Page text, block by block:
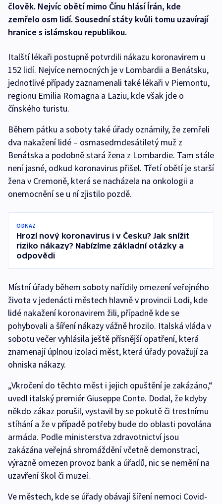
člověk. Nejvíc obětí mimo Čínu hlásí Írán, kde
zemřelo osm lidí. Sousední státy kvůli tomu uzavírají
hranice s islámskou republikou.
Italští lékaři postupně potvrdili nákazu koronavirem u
152 lidí. Nejvíce nemocných je v Lombardii a Benátsku,
jednotlivé případy zaznamenali také lékaři v Piemontu,
regionu Emilia Romagna a Laziu, kde však jde o
čínského turistu.
Během pátku a soboty také úřady oznámily, že zemřeli
dva nakažení lidé – osmasedmdesátiletý muž z
Benátska a podobně stará žena z Lombardie. Tam stále
není jasné, odkud koronavirus přišel. Třetí obětí je starší
žena v Cremoně, která se nacházela na onkologii a
onemocnění se u ní zjistilo pozdě.
ODKAZ
Hrozí nový koronavirus i v Česku? Jak snížit
riziko nákazy? Nabízíme základní otázky a
odpovědi
Místní úřady během soboty nařídily omezení veřejného
života v jedenácti městech hlavně v provincii Lodi, kde
lidé nakažení koronavirem žili, případně kde se
pohybovali a šíření nákazy vážně hrozilo. Italská vláda v
sobotu večer vyhlásila ještě přísnější opatření, která
znamenají úplnou izolaci měst, která úřady považují za
ohniska nákazy.
„Vkročení do těchto měst i jejich opuštění je zakázáno,“
uvedl italský premiér Giuseppe Conte. Dodal, že kdyby
někdo zákaz porušil, vystavil by se pokutě či trestnímu
stíhání a že v případě potřeby bude do oblasti povolána
armáda. Podle ministerstva zdravotnictví jsou
zakázána veřejná shromáždění včetně demonstrací,
výrazně omezen provoz bank a úřadů, nic se nemění na
uzavření škol či muzeí.
Ve městech, kde se úřady obávají šíření nemoci Covid-